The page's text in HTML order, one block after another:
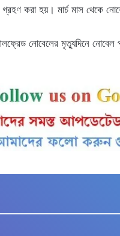
করা হয়। মার্চ মাস থেকে
নোবেলের মৃত্যুদিনে নোবেল